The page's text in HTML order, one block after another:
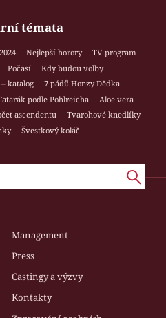
témata
Nejlepší horory
TV program
Počasí
Kdy budou volby
katalog
7 pádů Honzy Dědka
podle Pohlreicha
Aloe vera
ascendentu
Tvarohové knedlíky
Švestkový koláč
Management
Press
Castingy a výzvy
Kontakty